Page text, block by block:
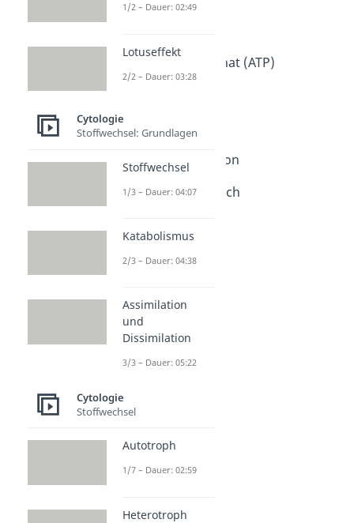
Dauer: 02:59
Dauer: 03:00
Adenosintriphosphat (ATP)
Dauer: 06:18
Homöostase
Blutzuckerregulation
Dauer: 03:14
Antibiotika und Milch
1/2 – Dauer: 02:49
Lotuseffekt
2/2 – Dauer: 03:28
Cytologie
Stoffwechsel: Grundlagen
Stoffwechsel
1/3 – Dauer: 04:07
Katabolismus
2/3 – Dauer: 04:38
Assimilation
und
Dissimilation
3/3 – Dauer: 05:22
Cytologie
Stoffwechsel
Autotroph
1/7 – Dauer: 02:59
Heterotroph